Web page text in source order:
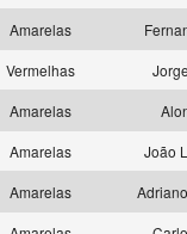
Amarelas
Vermelhas
Amarelas
Amarelas
João
Amarelas